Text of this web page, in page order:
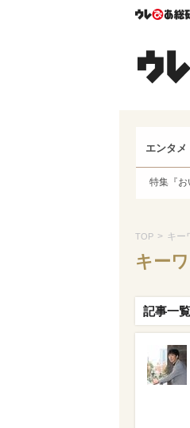
エンタメ
特集『お
TOP > キー
キー
記事一覧